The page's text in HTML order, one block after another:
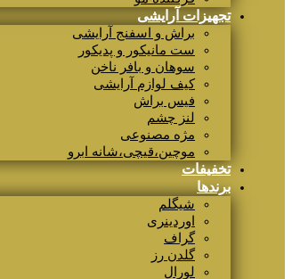
تجهیزات آرایشی
براش و اسفنج آرایشی
ست مانیکور و پدیکور
سوهان و بافر ناخن
کیف لوازم آرایشی
فیس براش
لنز چشم
مژه مصنوعی
موچین،قیچی،شانه ابرو
تخفیفات
برندها
شیگلم
اوردینری
گراف
گلدن رز
لورال